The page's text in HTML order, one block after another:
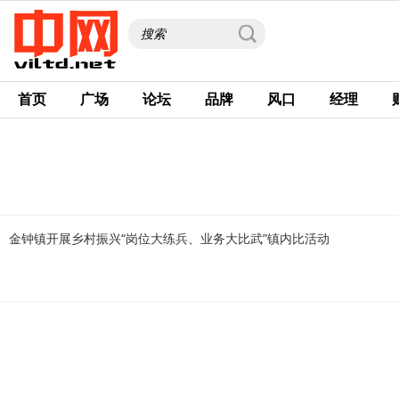
首页 广场 论坛 品牌 风口 经理
金钟镇开展乡村振兴“岗位大练兵、业务大比武”镇内比活动